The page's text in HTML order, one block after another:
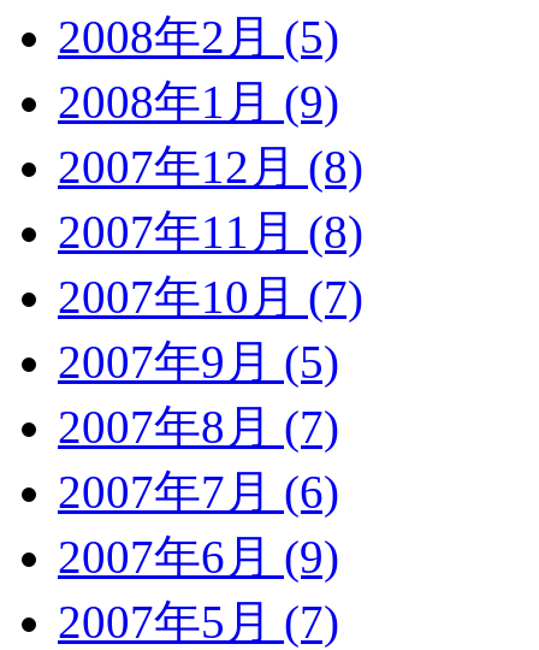
2008年2月 (5)
2008年1月 (9)
2007年12月 (8)
2007年11月 (8)
2007年10月 (7)
2007年9月 (5)
2007年8月 (7)
2007年7月 (6)
2007年6月 (9)
2007年5月 (7)